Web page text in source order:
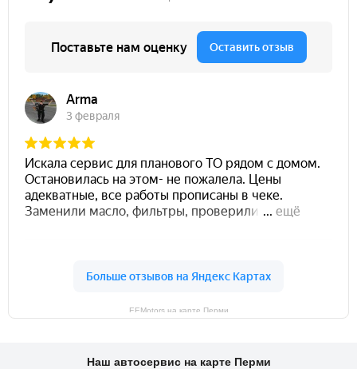
EEMotors на карте Перми
Наш автосервис на карте Перми